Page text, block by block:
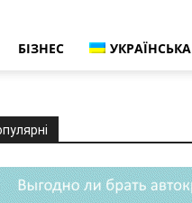
БІЗНЕС УКРАЇНСЬКА